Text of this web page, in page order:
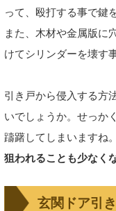
って、殴打する事で鍵
また、木材や金属版に
けてシリンダーを壊す
引き戸から侵入する方
いでしょうか。せっか
躊躇してしまいますね
狙われることも少なく
玄関ドア引